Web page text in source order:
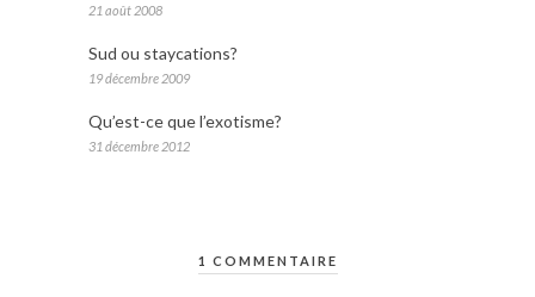
21 août 2008
Sud ou staycations?
19 décembre 2009
Qu’est-ce que l’exotisme?
31 décembre 2012
1 COMMENTAIRE